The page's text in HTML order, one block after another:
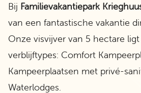
Bij Familievakantiepark
van een fantastische vakantie
Onze visvijver van 5 hectare
verblijftypes: Comfort
Kampeerplaatsen met privé-
Waterlodges.